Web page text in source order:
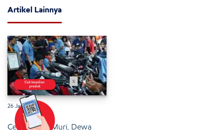
Artikel Lainnya
26 Januari 2025
Cetak Rekor Muri, Dewa
x